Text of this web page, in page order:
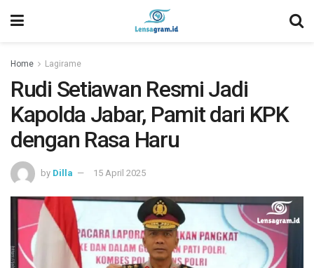
Home Lagirame
Rudi Setiawan Resmi Jadi
Kapolda Jabar, Pamit dari KPK
dengan Rasa Haru
by Dilla 15 April 2025